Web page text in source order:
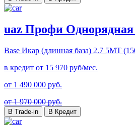
uaz Профи Однорядная
Base Икар (длинная база) 2.7 5MT
в кредит от 15 970 руб/мес.
от 1 490 000 руб.
от 1 970 000 руб.
В Trade-in В Кредит